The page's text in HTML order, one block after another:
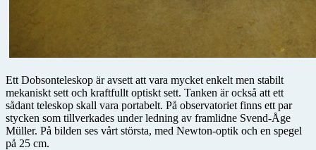
Ett Dobsonteleskop är avsett att vara mycket enkelt men stabilt
mekaniskt sett och kraftfullt optiskt sett. Tanken är också att ett
sådant teleskop skall vara portabelt. På observatoriet finns ett par
stycken som tillverkades under ledning av framlidne Svend-Åge
Müller. På bilden ses vårt största, med Newton-optik och en spegel
på 25 cm.